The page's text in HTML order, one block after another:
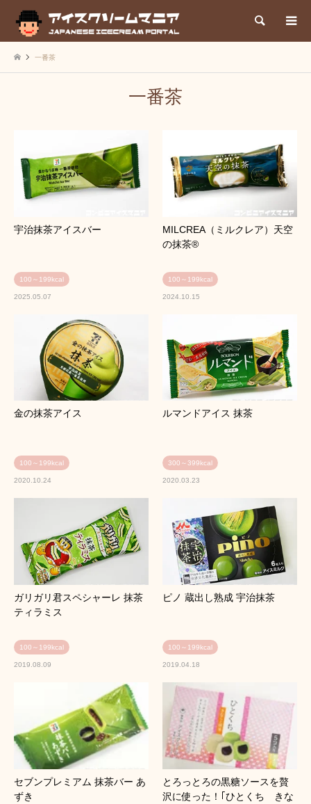
検索
一番茶
一番茶
宇治抹茶アイスバー
100～199kcal
2025.05.07
MILCREA（ミルクレア）天空
の抹茶®
100～199kcal
2024.10.15
金の抹茶アイス
100～199kcal
2020.10.24
ルマンドアイス 抹茶
300～399kcal
2020.03.23
ガリガリ君スペシャーレ 抹茶
ティラミス
100～199kcal
2019.08.09
ピノ 蔵出し熟成 宇治抹茶
100～199kcal
2019.04.18
セブンプレミアム 抹茶バー あ
ずき
とろっとろの黒糖ソースを贅
沢に使った！｢ひとくち きな